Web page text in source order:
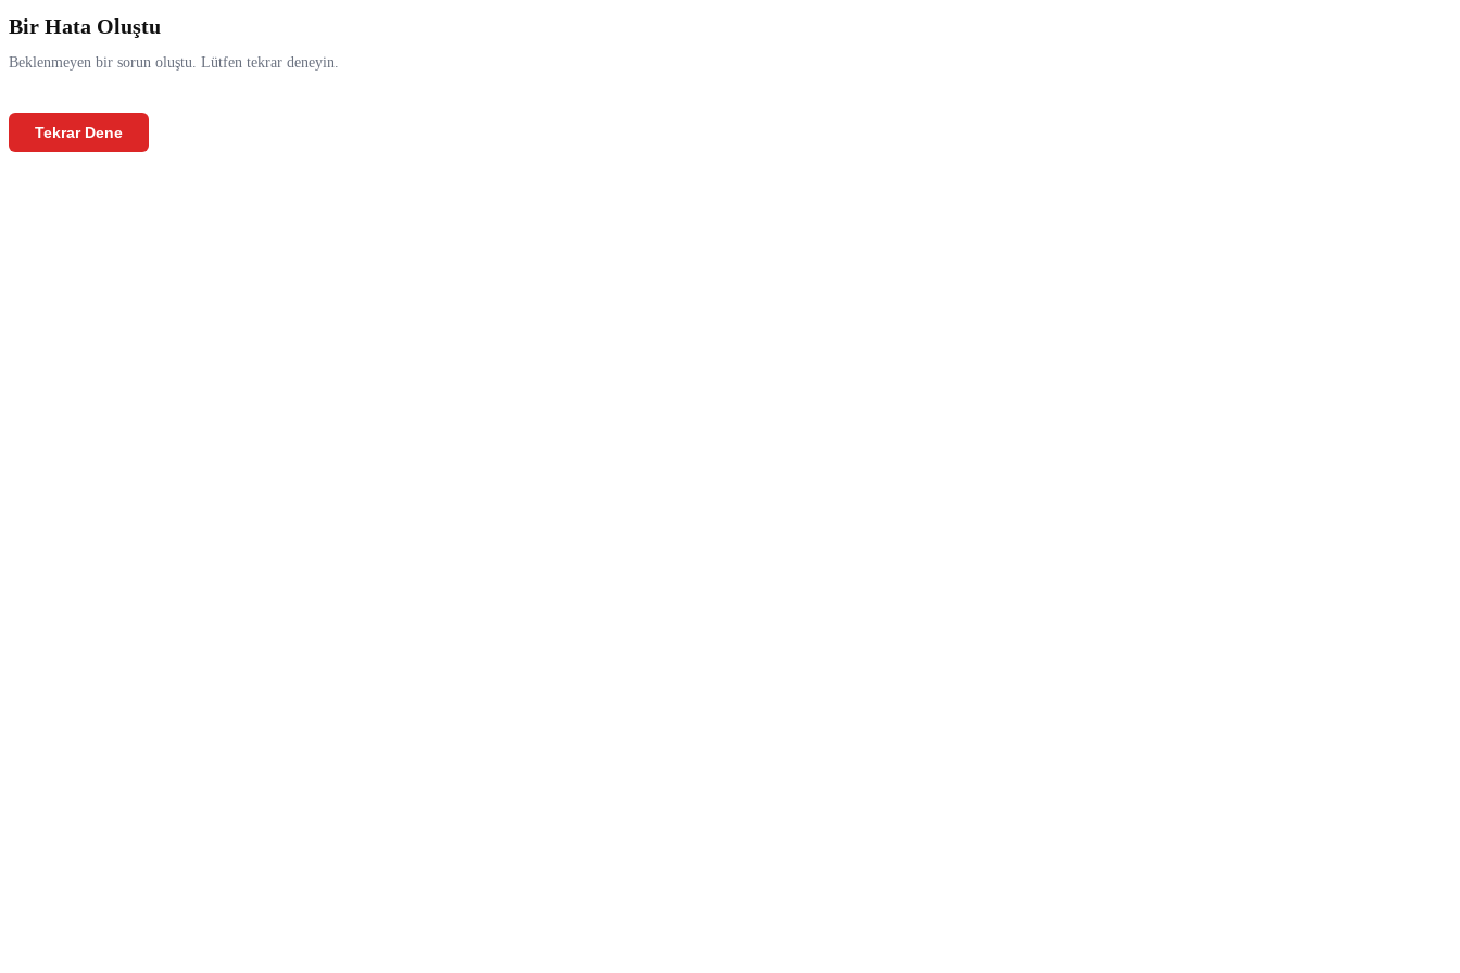
Bir Hata Oluştu
Beklenmeyen bir sorun oluştu. Lütfen tekrar deneyin.
Tekrar Dene